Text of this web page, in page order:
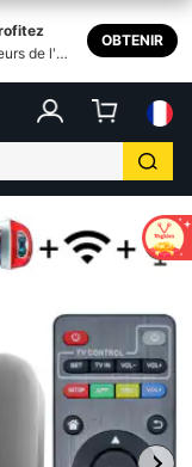
de l'ap
OBTENIR